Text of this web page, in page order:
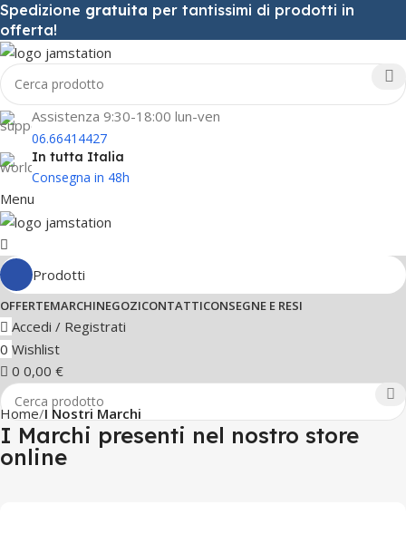
Spedizione gratuita per tantissimi di prodotti in
offerta!
Assistenza 9:30-18:00 lun-ven
06.66414427
In tutta Italia
Consegna in 48h
Menu
Prodotti
OFFERTEMARCHINEGOZICONTATTICONSEGNE E RESI
Accedi / Registrati
0 Wishlist
0 0,00 €
Home I Nostri Marchi
I Marchi presenti nel nostro store
online